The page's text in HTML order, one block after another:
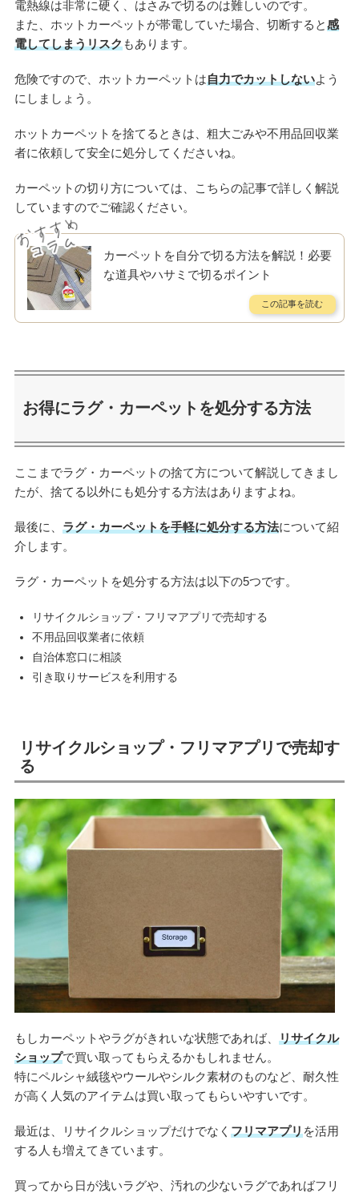
電熱線は非常に硬く、はさみで切るのは難しいのです。
また、ホットカーペットが帯電していた場合、切断すると感
電してしまうリスクもあります。
危険ですので、ホットカーペットは自力でカットしないよう
にしましょう。
ホットカーペットを捨てるときは、粗大ごみや不用品回収業
者に依頼して安全に処分してくださいね。
カーペットの切り方については、こちらの記事で詳しく解説
していますのでご確認ください。
カーペットを自分で切る方法を解説！必要
な道具やハサミで切るポイント
お得にラグ・カーペットを処分する方法
ここまでラグ・カーペットの捨て方について解説してきまし
たが、捨てる以外にも処分する方法はありますよね。
最後に、 ラグ・カーペットを手軽に処分する方法について紹
介します。
ラグ・カーペットを処分する方法は以下の5つです。
リサイクルショップ・フリマアプリで売却する
不用品回収業者に依頼
自治体窓口に相談
引き取りサービスを利用する
リサイクルショップ・フリマアプリで売却す
る
もしカーペットやラグがきれいな状態であれば、 リサイクル
ショップで買い取ってもらえるかもしれません。
特にペルシャ絨毯やウールやシルク素材のものなど、耐久性
が高く人気のアイテムは買い取ってもらいやすいです。
最近は、リサイクルショップだけでなく フリマアプリを活用
する人も増えてきています。
買ってから日が浅いラグや、汚れの少ないラグであればフリ